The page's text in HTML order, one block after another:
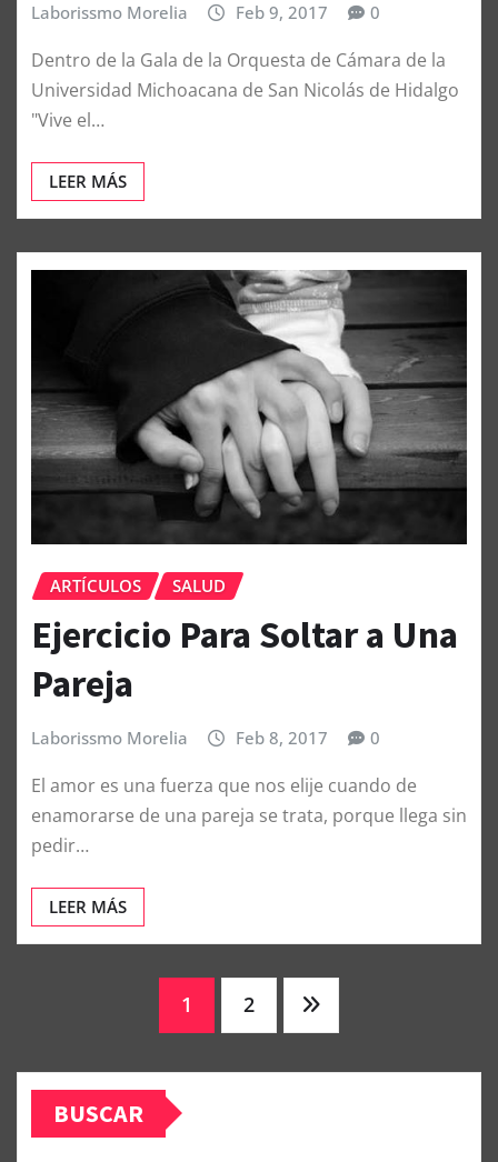
Laborissmo Morelia Feb 9, 2017 0
Dentro de la Gala de la Orquesta de Cámara de la
Universidad Michoacana de San Nicolás de Hidalgo
"Vive el…
LEER MÁS
ARTÍCULOS SALUD
Ejercicio Para Soltar a Una
Pareja
Laborissmo Morelia Feb 8, 2017 0
El amor es una fuerza que nos elije cuando de
enamorarse de una pareja se trata, porque llega sin
pedir…
LEER MÁS
Paginación
de
entradas
1 2
BUSCAR